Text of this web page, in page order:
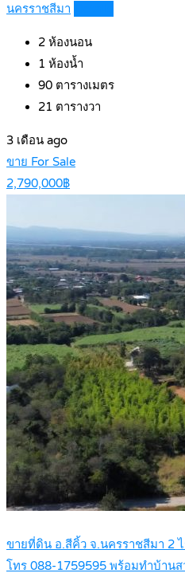
นครราชสีมา
2 ห้องนอน
1 ห้องน้ำ
90 ตารางเมตร
21 ตารางวา
3 เดือน ago
ขาย For Sale
2,790,000฿
ขายที่ดิน อ.สีคิ้ว จ.นครราชสีมา 2
โทร 088-1759595 พร้อมทำบ้าน